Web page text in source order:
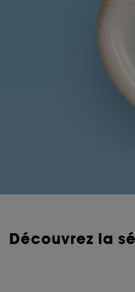
Découvrez la